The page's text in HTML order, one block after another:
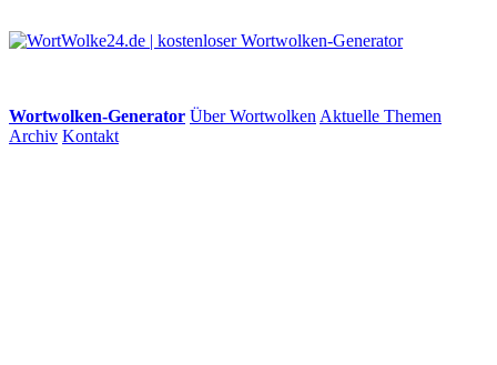
Wortwolken-Generator Über Wortwolken Aktuelle Themen
Archiv Kontakt